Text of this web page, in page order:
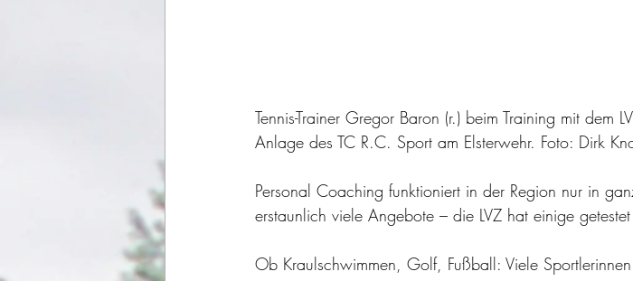
Tennis-Trainer Gregor Baron (r.) beim Training mit dem
Anlage des TC R.C. Sport am Elsterwehr. Foto: Dirk
Personal Coaching funktioniert in der Region nur in
erstaunlich viele Angebote – die LVZ hat einige getestet
Ob Kraulschwimmen, Golf, Fußball: Viele